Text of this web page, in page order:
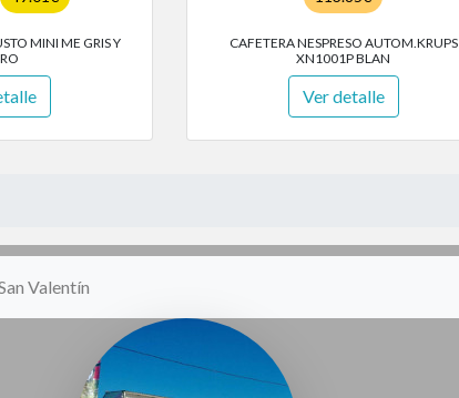
MINI ME GRIS Y
CAFETERA NESPRESO AUTOM.KRUPS
XN1001P BLAN
Ver detalle
Valentín